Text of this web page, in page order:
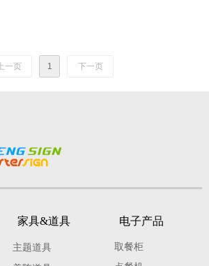
上一页 1 下一页
主题道具
家具&道具
取餐柜
电子产品